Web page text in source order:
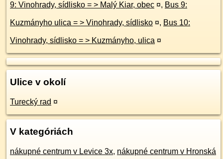
9: Vinohrady, sídlisko = > Malý Kiar, obec ¤, Bus 9:
Kuzmányho ulica = > Vinohrady, sídlisko ¤, Bus 10:
Vinohrady, sídlisko = > Kuzmányho, ulica ¤
Ulice v okolí
Turecký rad ¤
V kategóriách
nákupné centrum v Levice 3x, nákupné centrum v Hronská